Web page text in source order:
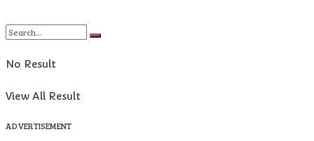
No Result
View All Result
ADVERTISEMENT